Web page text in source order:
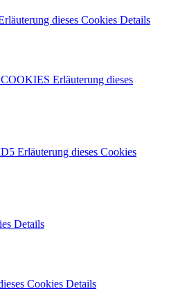
dieses Cookies Details
Erläuterung dieses
Erläuterung dieses Cookies
Details
Cookies Details